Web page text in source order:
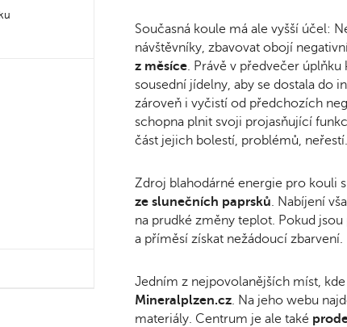
Současná koule má ale vyšší účel:
návštěvníky, zbavovat obojí
z měsíce. Právě v předvečer úplňku
sousední jídelny, aby se dostala do
zároveň i vyčistí od předchozích
schopna plnit svoji projasňující
část jejich bolestí, problémů,
Zdroj blahodárné energie pro kouli
ze slunečních paprsků. Nabíjení
na prudké změny teplot. Pokud
a příměsí získat nežádoucí zbarvení.
Jedním z nejpovolanějších míst,
Mineralplzen.cz. Na jeho webu
materiály. Centrum je ale také